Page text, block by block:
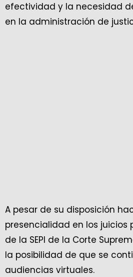
efectividad y la necesidad
en la administración de
A pesar de su disposición
presencialidad en los juicios
de la SEPI de la Corte
la posibilidad de que se
audiencias virtuales.